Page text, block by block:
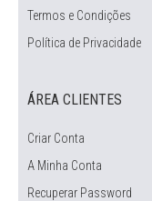
Termos e Condições
Política de Privacidade
ÁREA CLIENTES
Criar Conta
A Minha Conta
Recuperar Password